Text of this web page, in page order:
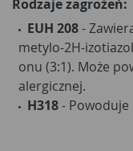
Rodzaje zagrożeń:
EUH 208-
metylo-2H-
onu (3:1). Może
alergicznej.
H318- Powoduje